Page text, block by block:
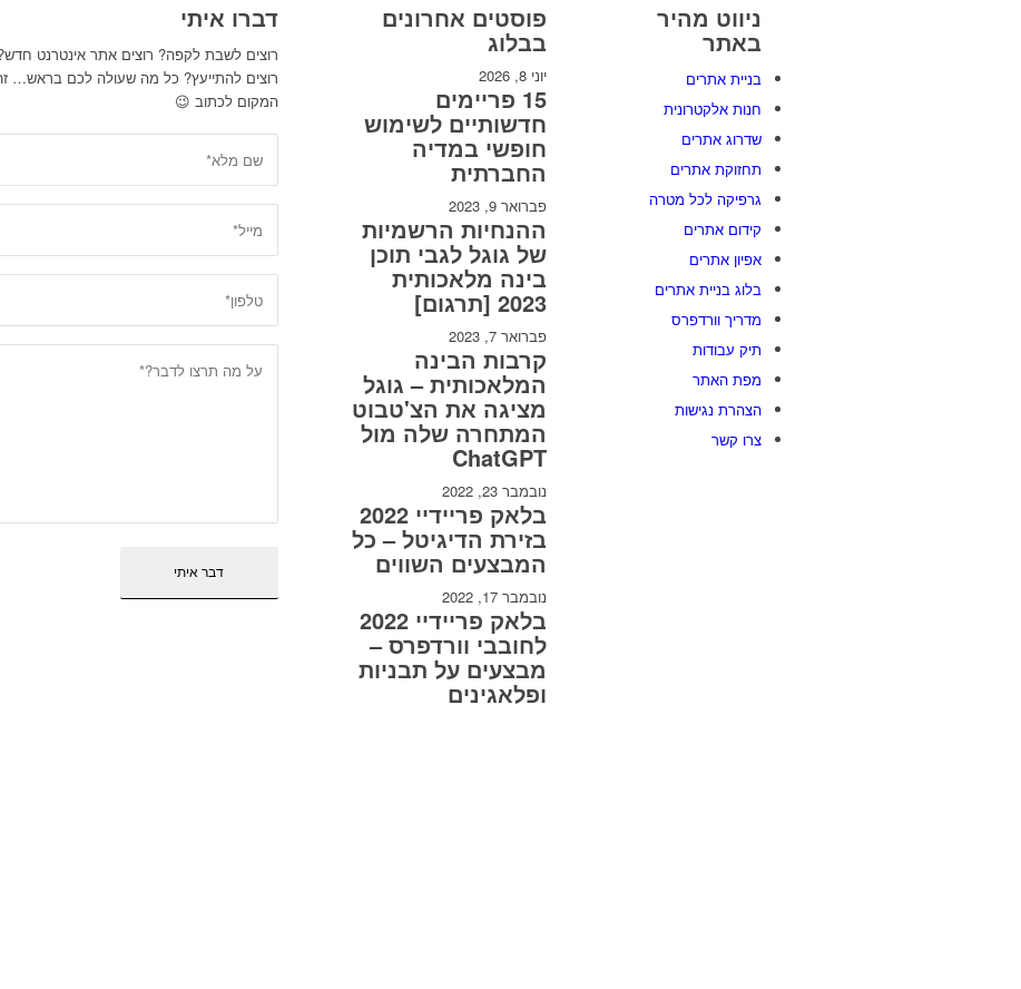
דברו איתי
רוצים לשבת לקפה? רוצים אתר אינטרנט
רוצים להתייעץ? כל מה שעולה לכם בראש…
המקום לכתוב 😉
פוסטים אחרונים
בבלוג
יוני 8, 2026
15 פריימים
חדשותיים לשימוש
חופשי במדיה
החברתית
פברואר 9, 2023
ההנחיות הרשמיות
של גוגל לגבי תוכן
בינה מלאכותית
2023 [תרגום]
פברואר 7, 2023
קרבות הבינה
המלאכותית – גוגל
מציגה את הצ'טבוט
המתחרה שלה מול
ChatGPT
נובמבר 23, 2022
בלאק פריידיי 2022
בזירת הדיגיטל – כל
המבצעים השווים
נובמבר 17, 2022
בלאק פריידיי 2022
לחובבי וורדפרס –
מבצעים על תבניות
ופלאגינים
ניווט מהיר
באתר
בניית אתרים
חנות אלקטרונית
שדרוג אתרים
תחזוקת אתרים
גרפיקה לכל מטרה
קידום אתרים
אפיון אתרים
בלוג בניית אתרים
מדריך וורדפרס
תיק עבודות
מפת האתר
הצהרת נגישות
צרו קשר